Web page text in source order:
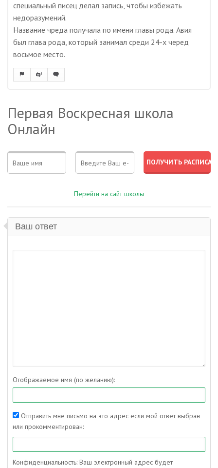
специальный писец делал запись, чтобы избежать
недоразумений.
Название чреда получала по имени главы рода. Авия
был глава рода, который занимал среди 24-х черед
восьмое место.
Первая Воскресная школа
Онлайн
Перейти на сайт школы
Ваш ответ
Отображаемое имя (по желанию):
Отправить мне письмо на это адрес если мой ответ выбран
или прокомментирован:
Конфиденциальность: Ваш электронный адрес будет